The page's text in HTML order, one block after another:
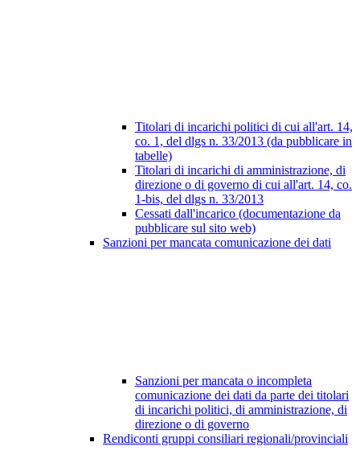
Titolari di incarichi politici di cui all'art. 14,
co. 1, del dlgs n. 33/2013 (da pubblicare in
tabelle)
Titolari di incarichi di amministrazione, di
direzione o di governo di cui all'art. 14, co.
1-bis, del dlgs n. 33/2013
Cessati dall'incarico (documentazione da
pubblicare sul sito web)
Sanzioni per mancata comunicazione dei dati
Sanzioni per mancata o incompleta
comunicazione dei dati da parte dei titolari
di incarichi politici, di amministrazione, di
direzione o di governo
Rendiconti gruppi consiliari regionali/provinciali